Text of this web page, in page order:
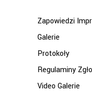
Zapowiedzi
Galerie
Protokoły
Regulaminy
Video Galerie